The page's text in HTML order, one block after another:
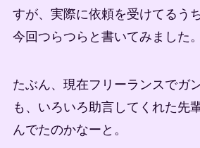
すが、実際に依頼を受けてるう
今回つらつらと書いてみました。
たぶん、現在フリーランスでガ
も、いろいろ助言してくれた先
んでたのかなーと。